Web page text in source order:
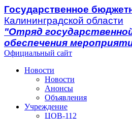
Государственное
Калининградской области
"Отряд
обеспечения
Официальный сайт
Новости
Новости
Анонсы
Объявления
Учреждение
ЦОВ-112